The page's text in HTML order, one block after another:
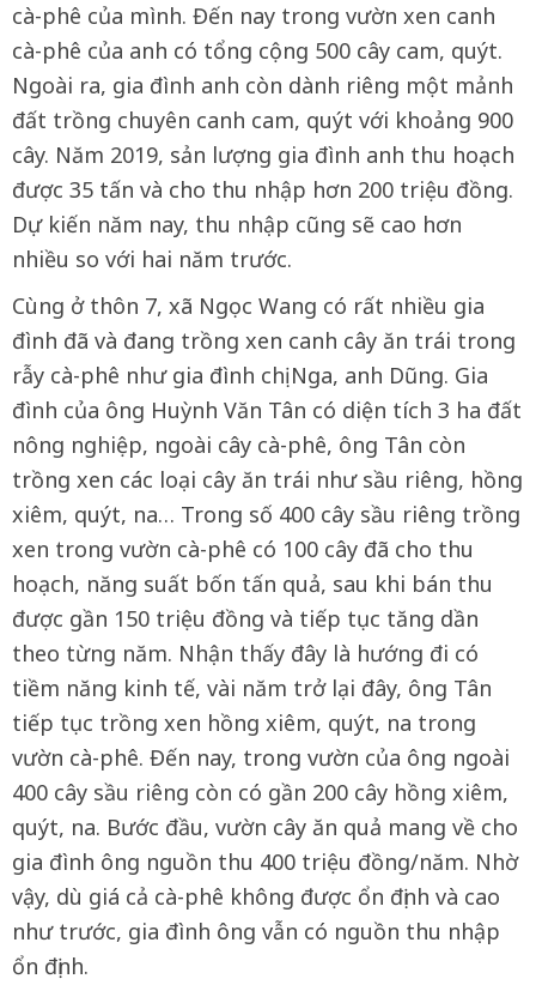
cà-phê của mình. Đến nay trong vườn xen canh
cà-phê của anh có tổng cộng 500 cây cam, quýt.
Ngoài ra, gia đình anh còn dành riêng một mảnh
đất trồng chuyên canh cam, quýt với khoảng 900
cây. Năm 2019, sản lượng gia đình anh thu hoạch
được 35 tấn và cho thu nhập hơn 200 triệu đồng.
Dự kiến năm nay, thu nhập cũng sẽ cao hơn
nhiều so với hai năm trước.
Cùng ở thôn 7, xã Ngọc Wang có rất nhiều gia
đình đã và đang trồng xen canh cây ăn trái trong
rẫy cà-phê như gia đình chị Nga, anh Dũng. Gia
đình của ông Huỳnh Văn Tân có diện tích 3 ha đất
nông nghiệp, ngoài cây cà-phê, ông Tân còn
trồng xen các loại cây ăn trái như sầu riêng, hồng
xiêm, quýt, na… Trong số 400 cây sầu riêng trồng
xen trong vườn cà-phê có 100 cây đã cho thu
hoạch, năng suất bốn tấn quả, sau khi bán thu
được gần 150 triệu đồng và tiếp tục tăng dần
theo từng năm. Nhận thấy đây là hướng đi có
tiềm năng kinh tế, vài năm trở lại đây, ông Tân
tiếp tục trồng xen hồng xiêm, quýt, na trong
vườn cà-phê. Đến nay, trong vườn của ông ngoài
400 cây sầu riêng còn có gần 200 cây hồng xiêm,
quýt, na. Bước đầu, vườn cây ăn quả mang về cho
gia đình ông nguồn thu 400 triệu đồng/năm. Nhờ
vậy, dù giá cả cà-phê không được ổn định và cao
như trước, gia đình ông vẫn có nguồn thu nhập
ổn định.